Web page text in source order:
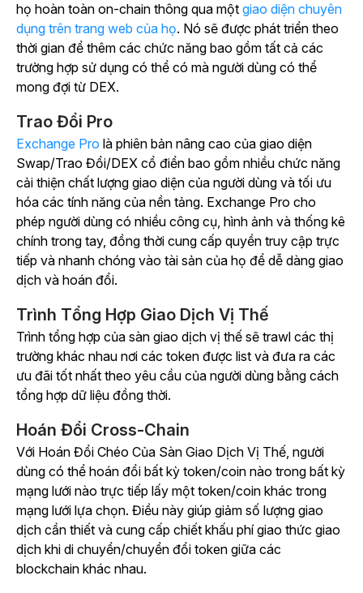
họ hoàn toàn on-chain thông qua một giao diện chuyên
dụng trên trang web của họ. Nó sẽ được phát triển theo
thời gian để thêm các chức năng bao gồm tất cả các
trường hợp sử dụng có thể có mà người dùng có thể
mong đợi từ DEX.
Trao Đổi Pro
Exchange Pro là phiên bản nâng cao của giao diện
Swap/Trao Đổi/DEX cổ điển bao gồm nhiều chức năng
cải thiện chất lượng giao diện của người dùng và tối ưu
hóa các tính năng của nền tảng. Exchange Pro cho
phép người dùng có nhiều công cụ, hình ảnh và thống kê
chính trong tay, đồng thời cung cấp quyền truy cập trực
tiếp và nhanh chóng vào tài sản của họ để dễ dàng giao
dịch và hoán đổi.
Trình Tổng Hợp Giao Dịch Vị Thế
Trình tổng hợp của sàn giao dịch vị thế sẽ trawl các thị
trường khác nhau nơi các token được list và đưa ra các
ưu đãi tốt nhất theo yêu cầu của người dùng bằng cách
tổng hợp dữ liệu đồng thời.
Hoán Đổi Cross-Chain
Với Hoán Đổi Chéo Của Sàn Giao Dịch Vị Thế, người
dùng có thể hoán đổi bất kỳ token/coin nào trong bất kỳ
mạng lưới nào trực tiếp lấy một token/coin khác trong
mạng lưới lựa chọn. Điều này giúp giảm số lượng giao
dịch cần thiết và cung cấp chiết khấu phí giao thức giao
dịch khi di chuyển/chuyển đổi token giữa các
blockchain khác nhau.